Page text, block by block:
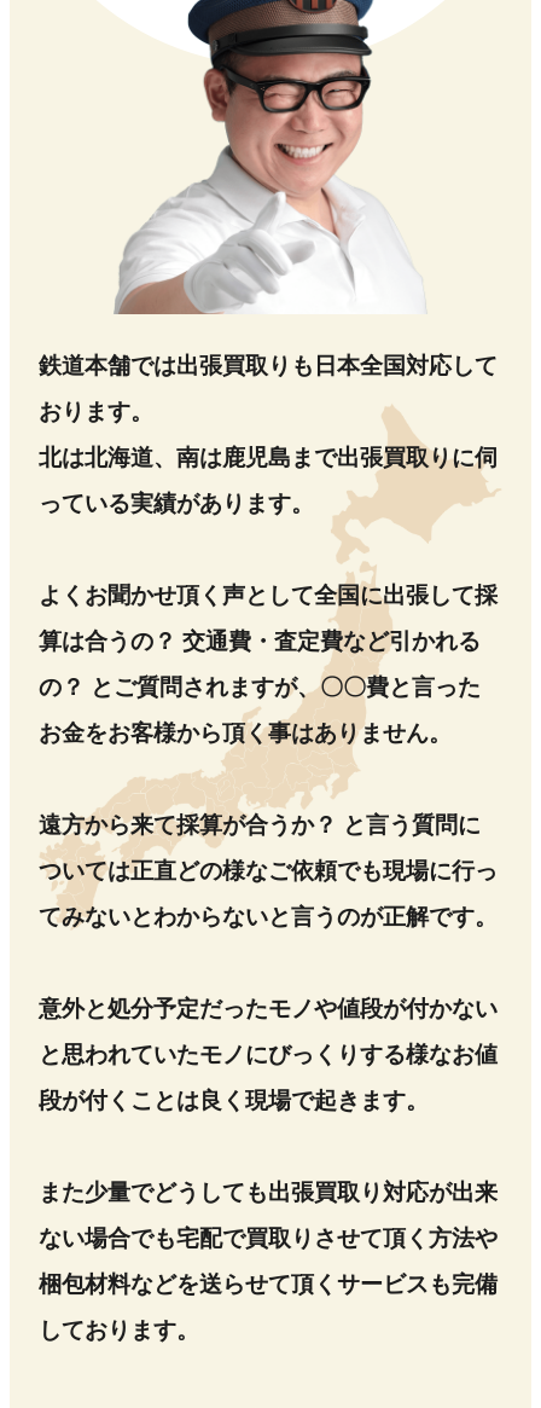
鉄道本舗では出張買取りも日本全国対応して
おります。
北は北海道、南は鹿児島まで出張買取りに伺
っている実績があります。
よくお聞かせ頂く声として全国に出張して採
算は合うの？ 交通費・査定費など引かれる
の？ とご質問されますが、〇〇費と言った
お金をお客様から頂く事はありません。
遠方から来て採算が合うか？ と言う質問に
ついては正直どの様なご依頼でも現場に行っ
てみないとわからないと言うのが正解です。
意外と処分予定だったモノや値段が付かない
と思われていたモノにびっくりする様なお値
段が付くことは良く現場で起きます。
また少量でどうしても出張買取り対応が出来
ない場合でも宅配で買取りさせて頂く方法や
梱包材料などを送らせて頂くサービスも完備
しております。